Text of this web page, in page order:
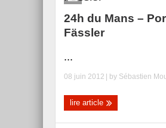
24h du Mans –
Fässler
...
08 juin 2012 | by Sébastien
lire article